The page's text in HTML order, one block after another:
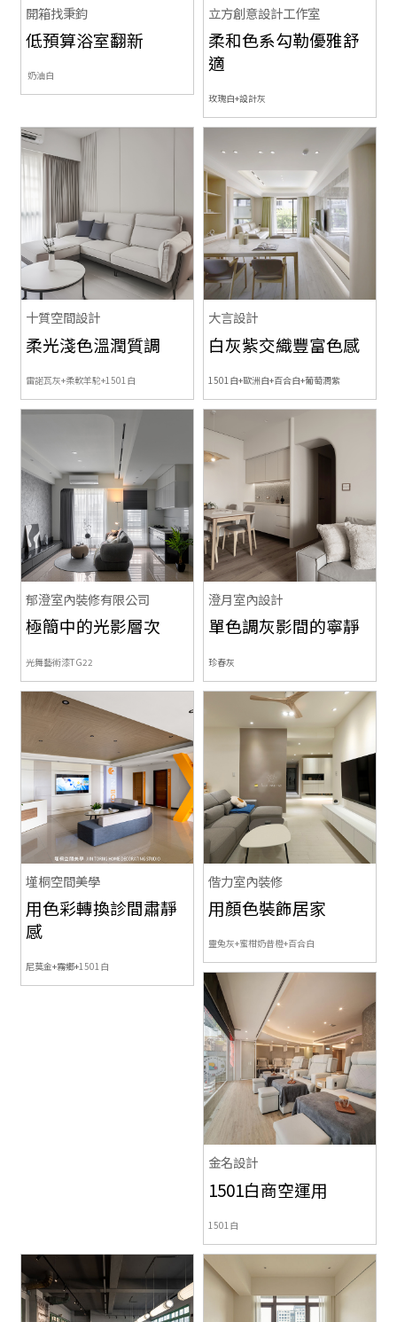
開箱找秉鈞
低預算浴室翻新
奶油白
立方創意設計工作室
柔和色系勾勒優雅舒
適
玫瑰白+設計灰
十質空間設計
柔光淺色溫潤質調
雷諾瓦灰+柔軟羊駝+1501白
大言設計
白灰紫交織豐富色感
1501白+歐洲白+百合白+葡萄潤紫
郁澄室內裝修有限公司
極簡中的光影層次
光舞藝術漆TG22
澄月室內設計
單色調灰影間的寧靜
珍春灰
墐桐空間美學
用色彩轉換診間肅靜
感
尼莫金+霧鄉+1501白
偕力室內裝修
用顏色裝飾居家
靈兔灰+蜜柑奶昔橙+百合白
金名設計
1501白商空運用
1501白